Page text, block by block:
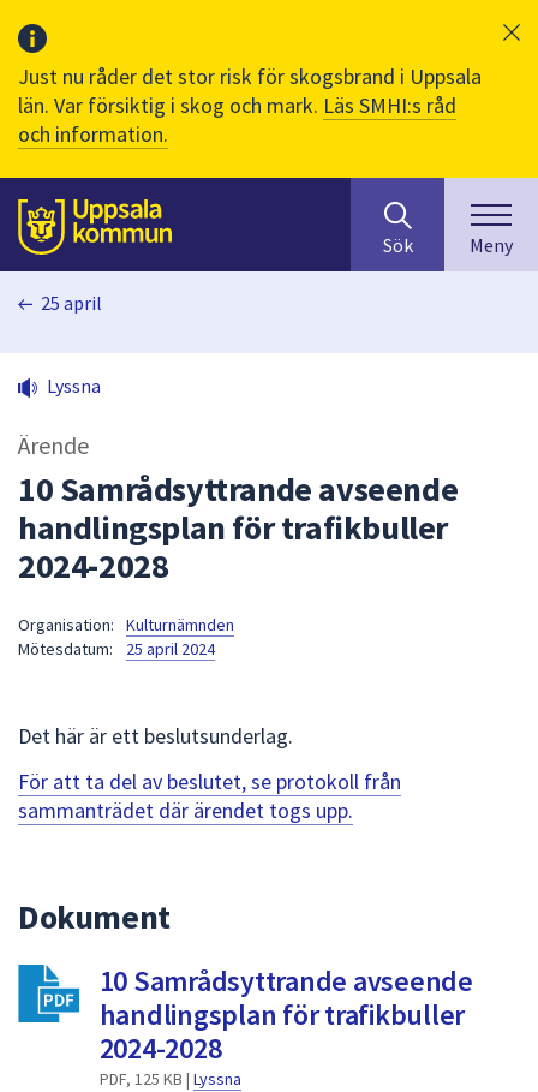
Just nu råder det stor risk för skogsbrand i Uppsala
län. Var försiktig i skog och mark. Läs SMHI:s råd
och information.
Till sidans
huvudinnehåll
efter
innehåll
på
sökfältet
kommer
sökförslag
att
navigera
mellan
välja
något
Sök Meny
25 april
Lyssna
Ärende
10 Samrådsyttrande avseende
handlingsplan för trafikbuller
2024-2028
Organisation:
Kulturnämnden
Mötesdatum:
25 april 2024
Det här är ett beslutsunderlag.
För att ta del av beslutet, se protokoll från
sammanträdet där ärendet togs upp.
Dokument
10 Samrådsyttrande avseende
handlingsplan för trafikbuller
2024-2028
PDF, 125 KB | Lyssna